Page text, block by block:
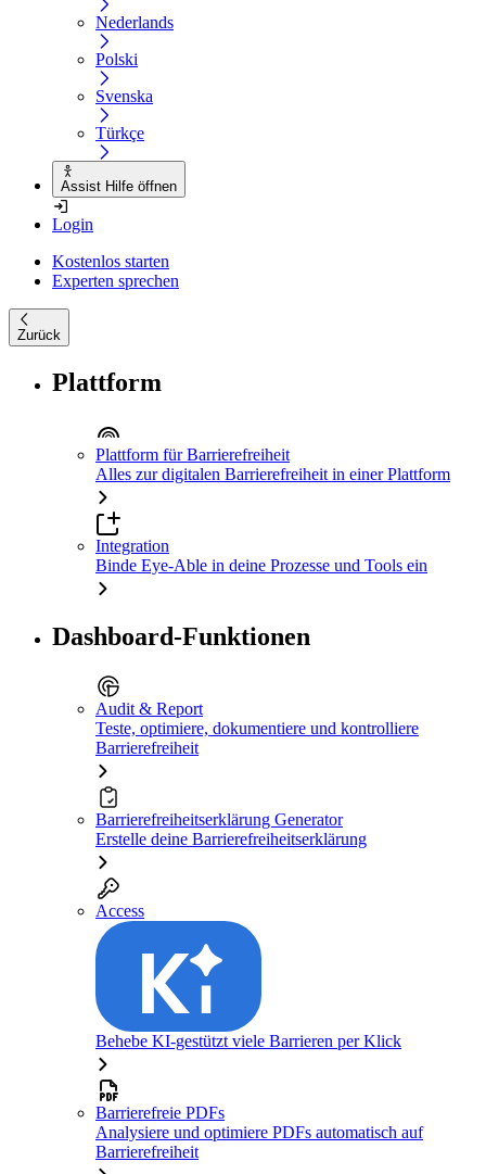
Nederlands
Polski
Svenska
Türkçe
Assist Hilfe öffnen
Login
Kostenlos starten
Experten sprechen
Zurück
Plattform
Plattform für Barrierefreiheit
Alles zur digitalen Barrierefreiheit in einer Plattform
Integration
Binde Eye-Able in deine Prozesse und Tools ein
Dashboard-Funktionen
Audit & Report
Teste, optimiere, dokumentiere und kontrolliere
Barrierefreiheit
Barrierefreiheitserklärung Generator
Erstelle deine Barrierefreiheitserklärung
Access
Behebe KI-gestützt viele Barrieren per Klick
Barrierefreie PDFs
Analysiere und optimiere PDFs automatisch auf
Barrierefreiheit